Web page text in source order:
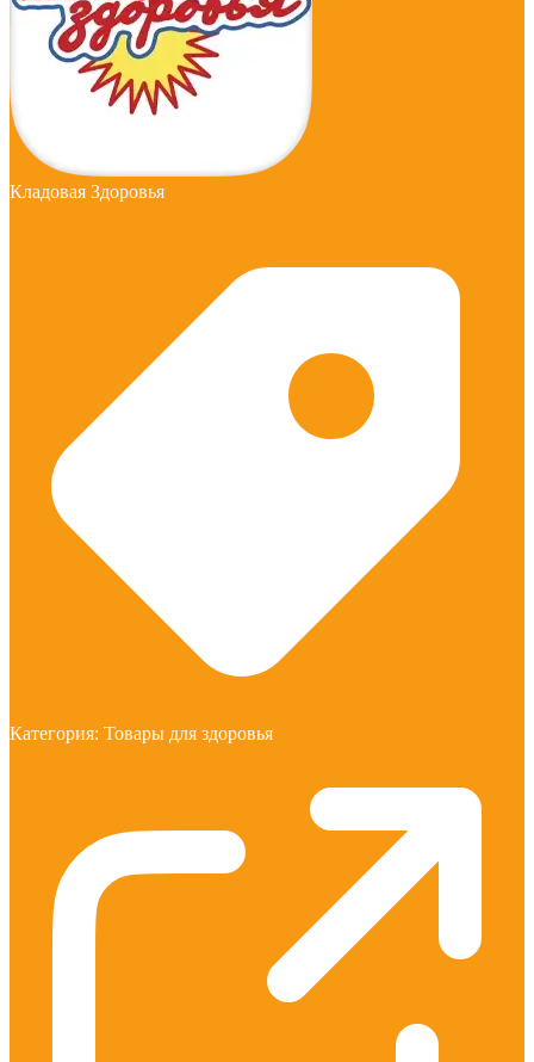
Кладовая Здоровья
Категория: Товары для здоровья